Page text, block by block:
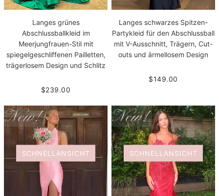
Langes grünes
Abschlussballkleid im
Meerjungfrauen-Stil mit
spiegelgeschliffenen Pailletten,
trägerlosem Design und Schlitz
$239.00
Langes schwarzes Spitzen-
Party­kleid für den Abschlussball
mit V-Ausschnitt, Trägern, Cut-
outs und ärmellosem Design
$149.00
SCHNELLANSICHT SCHNELLANSICHT